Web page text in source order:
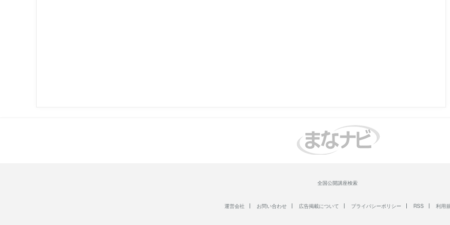
全国公開講座検索
運営会社 お問い合わせ 広告掲載について プライバシーポリシー RSS 利用